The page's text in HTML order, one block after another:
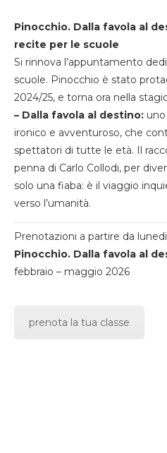
Pinocchio. Dalla favola al
recite per le scuole
Si rinnova l’appuntamento
scuole. Pinocchio è stato
2024/25, e torna ora nella
– Dalla favola al destino:
ironico e avventuroso, che
spettatori di tutte le età. Il
penna di Carlo Collodi, per
solo una fiaba: è il viaggio
verso l’umanità.
Prenotazioni a partire da
Pinocchio. Dalla favola al
febbraio – maggio 2026
prenota la tua classe